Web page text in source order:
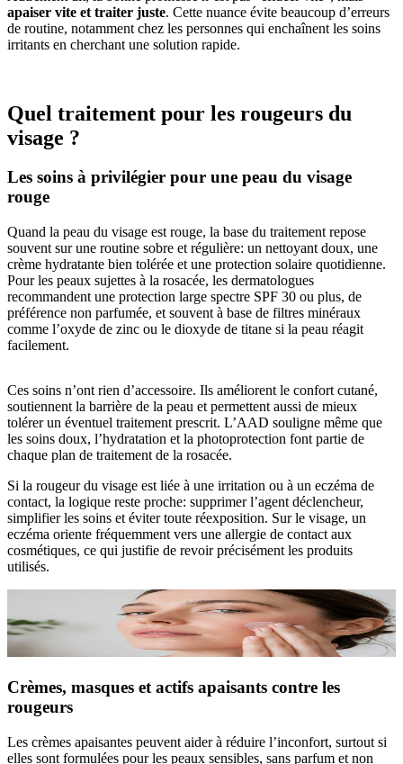
apaiser vite et traiter juste. Cette nuance évite beaucoup d’erreurs
de routine, notamment chez les personnes qui enchaînent les soins
irritants en cherchant une solution rapide.
Quel traitement pour les rougeurs du
visage ?
Les soins à privilégier pour une peau du visage
rouge
Quand la peau du visage est rouge, la base du traitement repose
souvent sur une routine sobre et régulière: un nettoyant doux, une
crème hydratante bien tolérée et une protection solaire quotidienne.
Pour les peaux sujettes à la rosacée, les dermatologues
recommandent une protection large spectre SPF 30 ou plus, de
préférence non parfumée, et souvent à base de filtres minéraux
comme l’oxyde de zinc ou le dioxyde de titane si la peau réagit
facilement.
Ces soins n’ont rien d’accessoire. Ils améliorent le confort cutané,
soutiennent la barrière de la peau et permettent aussi de mieux
tolérer un éventuel traitement prescrit. L’AAD souligne même que
les soins doux, l’hydratation et la photoprotection font partie de
chaque plan de traitement de la rosacée.
Si la rougeur du visage est liée à une irritation ou à un eczéma de
contact, la logique reste proche: supprimer l’agent déclencheur,
simplifier les soins et éviter toute réexposition. Sur le visage, un
eczéma oriente fréquemment vers une allergie de contact aux
cosmétiques, ce qui justifie de revoir précisément les produits
utilisés.
Crèmes, masques et actifs apaisants contre les
rougeurs
Les crèmes apaisantes peuvent aider à réduire l’inconfort, surtout si
elles sont formulées pour les peaux sensibles, sans parfum et non